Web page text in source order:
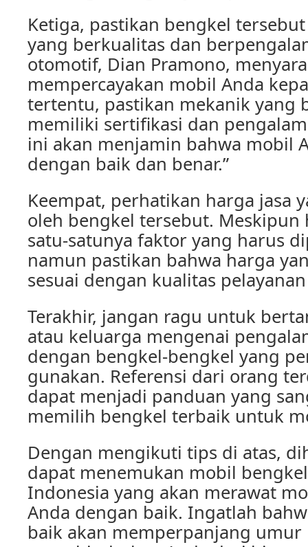
Ketiga, pastikan bengkel
yang berkualitas dan
otomotif, Dian Pramono,
mempercayakan mobil Anda
tertentu, pastikan mekanik yang
memiliki sertifikasi dan
ini akan menjamin bahwa mobil
dengan baik dan benar.”
Keempat, perhatikan harga jasa
oleh bengkel tersebut. Meskipun
satu-satunya faktor yang harus
namun pastikan bahwa harga
sesuai dengan kualitas
Terakhir, jangan ragu untuk
atau keluarga mengenai
dengan bengkel-bengkel yang
gunakan. Referensi dari orang
dapat menjadi panduan yang
memilih bengkel terbaik untuk
Dengan mengikuti tips di atas,
dapat menemukan mobil
Indonesia yang akan merawat
Anda dengan baik. Ingatlah
baik akan memperpanjang